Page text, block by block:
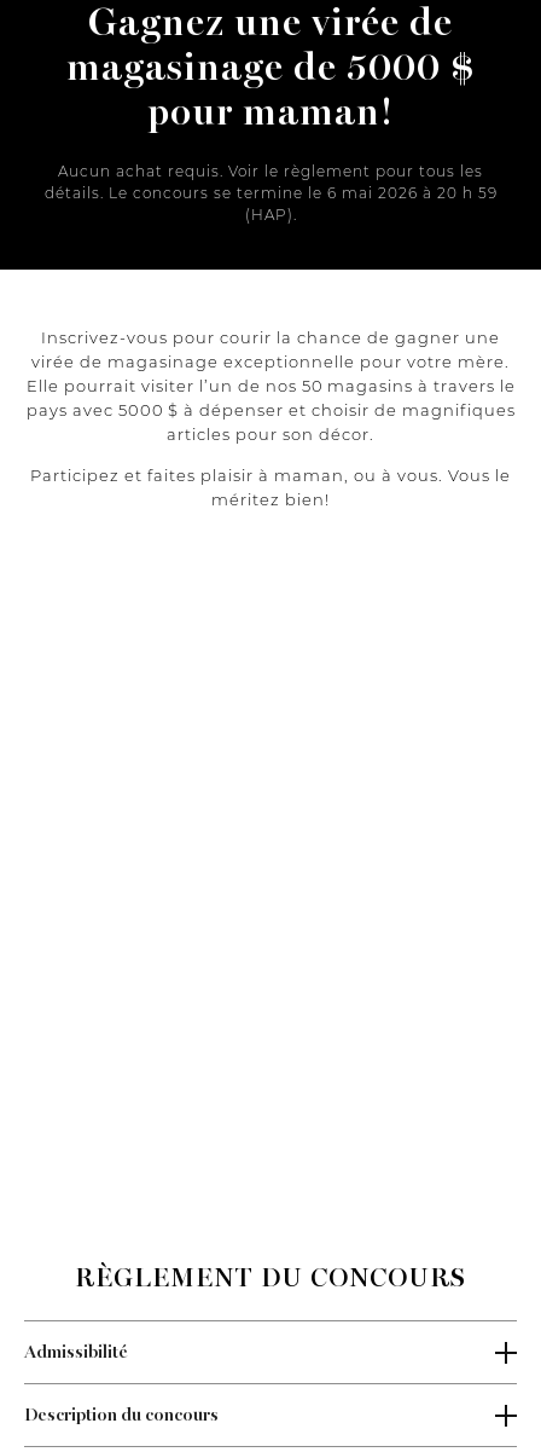
Gagnez une virée de
magasinage de 5000 $
pour maman!
Aucun achat requis. Voir le règlement pour tous les
détails. Le concours se termine le 6 mai 2026 à 20 h 59
(HAP).
Inscrivez-vous pour courir la chance de gagner une
virée de magasinage exceptionnelle pour votre mère.
Elle pourrait visiter l’un de nos 50 magasins à travers le
pays avec 5000 $ à dépenser et choisir de magnifiques
articles pour son décor.
Participez et faites plaisir à maman, ou à vous. Vous le
méritez bien!
RÈGLEMENT DU CONCOURS
Admissibilité
Description du concours